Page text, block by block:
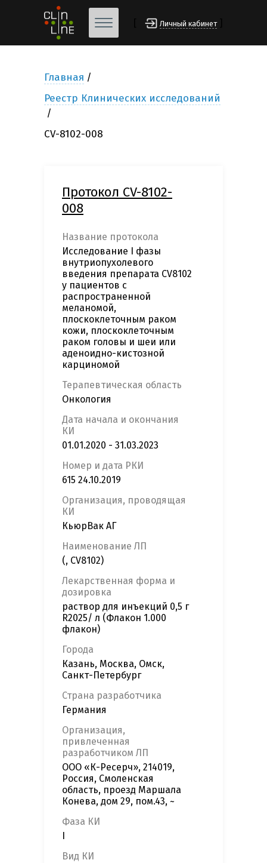
Личный кабинет
Главная
Реестр Клинических исследований
CV-8102-008
Протокол CV-8102-
008
Название протокола
Исследование I фазы
внутриопухолевого
введения препарата CV8102
у пациентов с
распространенной
меланомой,
плоскоклеточным раком
кожи, плоскоклеточным
раком головы и шеи или
аденоидно-кистозной
карциномой
Терапевтическая область
Онкология
Дата начала и окончания
КИ
01.01.2020 - 31.03.2023
Номер и дата РКИ
615 24.10.2019
Организация, проводящая
КИ
КьюрВак АГ
Наименование ЛП
(, CV8102)
Лекарственная форма и
дозировка
раствор для инъекций 0,5 г
R2025/ л (Флакон 1.000
флакон)
Города
Казань, Москва, Омск,
Санкт-Петербург
Страна разработчика
Германия
Организация,
привлеченная
разработчиком ЛП
ООО «К-Ресерч», 214019,
Россия, Смоленская
область, проезд Маршала
Конева, дом 29, пом.43, ~
Фаза КИ
Вид КИ